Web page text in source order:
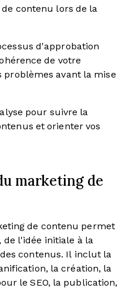
contenu lors de la
d'approbation
de votre
avant la mise
pour suivre la
et orienter vos
marketing de
de contenu permet
de l'idée initiale à la
contenus. Il inclut la
la création, la
le SEO, la publication,